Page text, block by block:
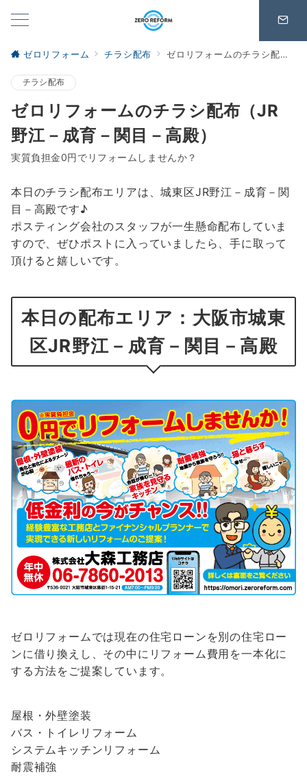
ゼロリフォーム チラシ配布 ゼロリフォームのチラシ配布（JR野江－成育－関目－高殿）
チラシ配布
ゼロリフォームのチラシ配布（JR
野江－成育－関目－高殿）
実質負担金0円でリフォームしませんか？
本日のチラシ配布エリアは、城東区JR野江－成育－関
目－高殿です♪
ポスティング会社のスタッフが一生懸命配布していま
すので、ぜひポストに入っていましたら、手に取って
頂けると嬉しいです。
本日の配布エリア：大阪市城東
区JR野江－成育－関目－高殿
ゼロリフォームでは現在の住宅ローンを別の住宅ロー
ンに借り換えし、その中にリフォーム費用を一本化に
する方法をご提案しています。
屋根・外壁塗装
バス・トイレリフォーム
システムキッチンリフォーム
耐震補強